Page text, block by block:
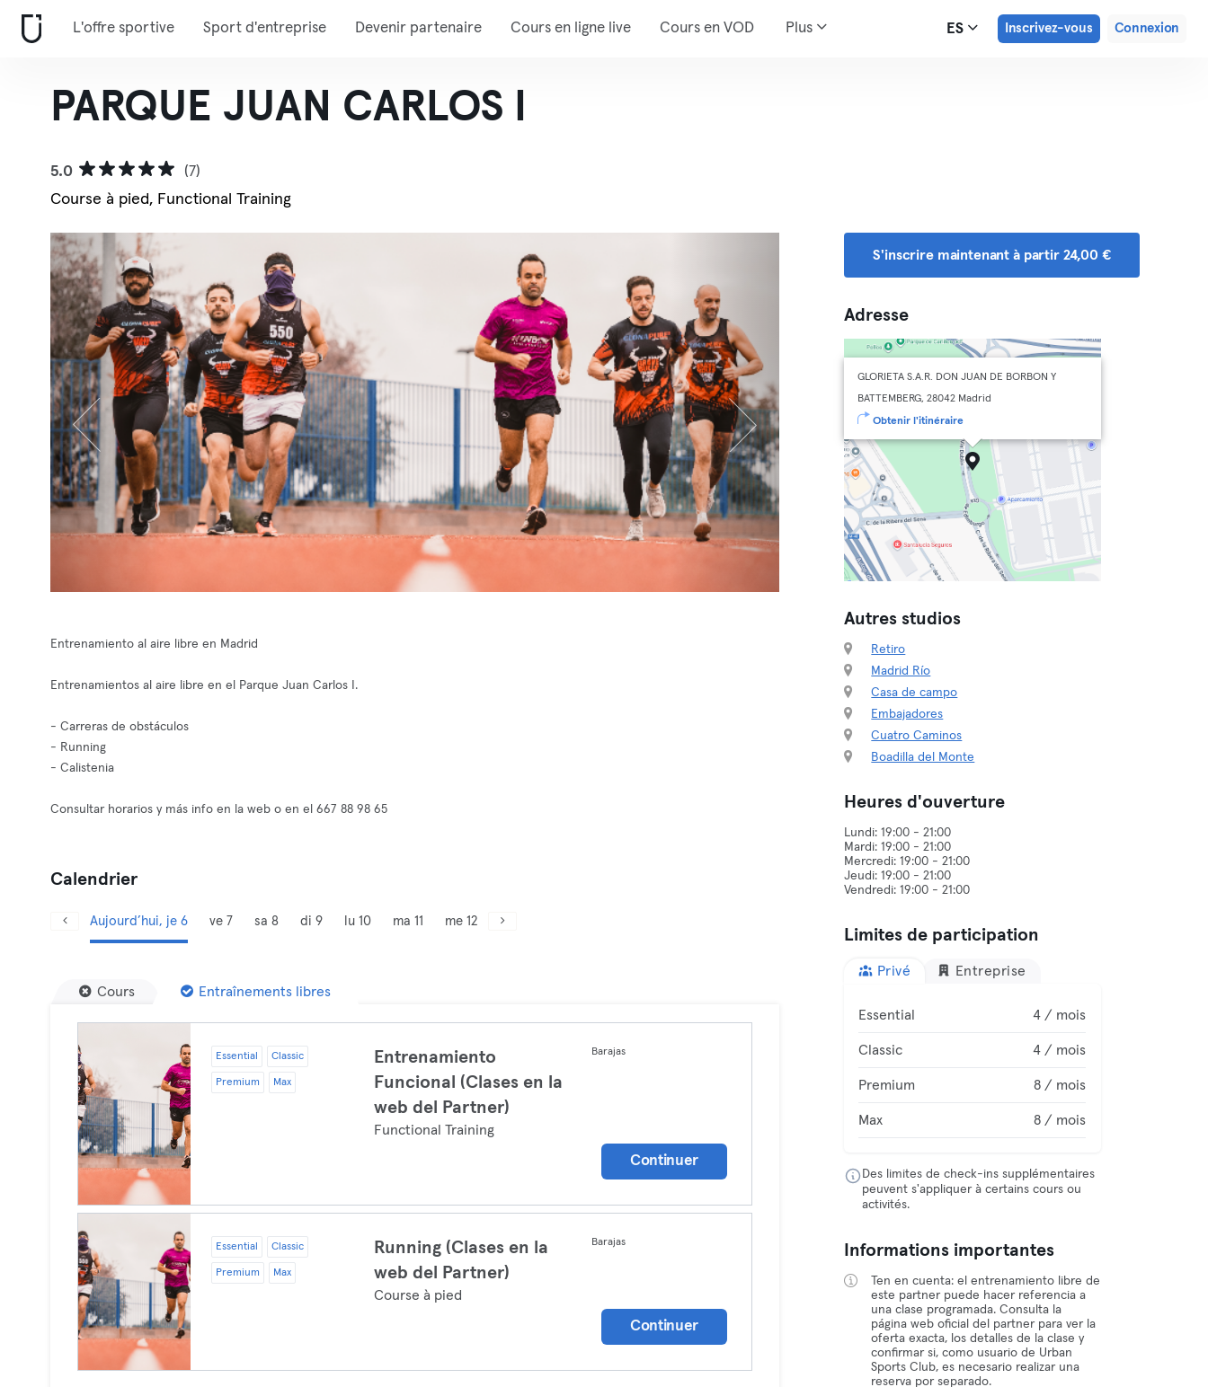
L'offre sportive Sport d'entreprise Devenir partenaire Cours en ligne live Cours en VOD Plus ES Inscrivez-vous Connexion
PARQUE JUAN CARLOS I
5.0
(7)
Course à pied, Functional Training
Entrenamiento al aire libre en Madrid
Entrenamientos al aire libre en el Parque Juan Carlos I.
- Carreras de obstáculos
- Running
- Calistenia
Consultar horarios y más info en la web o en el 667 88 98 65
Calendrier
Aujourd’hui, je 6 ve 7 sa 8 di 9 lu 10 ma 11 me 12
Cours Entraînements libres
Essential Classic
Premium Max
Entrenamiento
Funcional (Clases en la
web del Partner)
Functional Training
Barajas
Continuer
Essential Classic
Premium Max
Running (Clases en la
web del Partner)
Course à pied
Barajas
Continuer
S'inscrire maintenant à partir 24,00 €
Adresse
GLORIETA S.A.R. DON JUAN DE BORBON Y
BATTEMBERG, 28042 Madrid
Obtenir l'itinéraire
Autres studios
Retiro
Madrid Río
Casa de campo
Embajadores
Cuatro Caminos
Boadilla del Monte
Heures d'ouverture
Lundi: 19:00 - 21:00
Mardi: 19:00 - 21:00
Mercredi: 19:00 - 21:00
Jeudi: 19:00 - 21:00
Limites de participation
Privé Entreprise
Essential 4 / mois
Classic 4 / mois
Premium 8 / mois
Max 8 / mois
Des limites de check-ins supplémentaires
peuvent s'appliquer à certains cours ou
activités.
Informations importantes
Ten en cuenta: el entrenamiento libre de
este partner puede hacer referencia a
una clase programada. Consulta la
página web oficial del partner para ver la
oferta exacta, los detalles de la clase y
confirmar si, como usuario de Urban
Sports Club, es necesario realizar una
reserva por separado.